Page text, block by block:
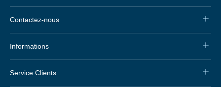
Contactez-nous
Informations
Service Clients